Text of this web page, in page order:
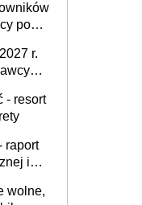
po
r.
- resort
raport
i
wolne,